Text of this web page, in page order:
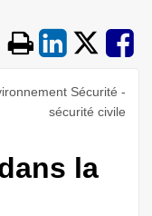
Sécurité -
sécurité civile
la